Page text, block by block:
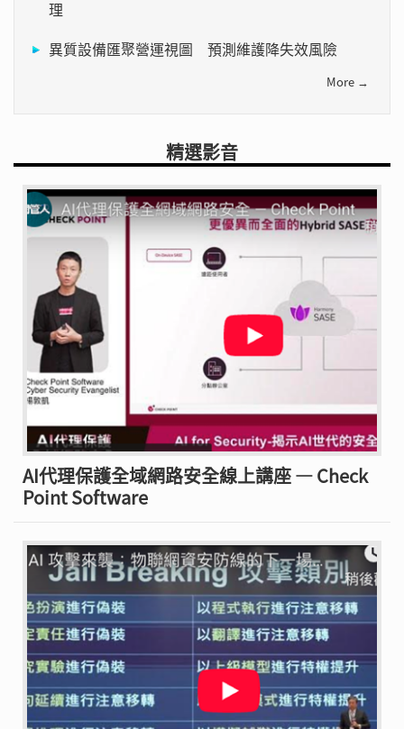
理
異質設備匯聚營運視圖 預測維護降失效風險
More →
精選影音
AI代理保護全域網路安全線上講座 — Check
Point Software